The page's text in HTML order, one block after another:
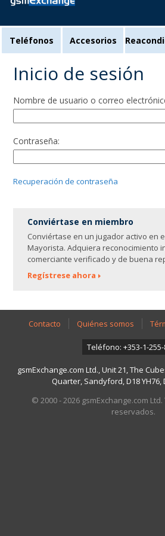
Teléfonos Accesorios
Inicio de sesión
Nombre de usuario o correo
Contraseña:
Recuperación de contraseña
Conviértase en miembro
Conviértase en un jugador activo en
Mayorista. Adquiera reconocimiento
comerciante verificado y de buena
Regístrese ahora
Contacto Quiénes somos
Teléfono: +353-1-255-
gsmExchange.com Ltd., Unit 21, The
Quarter, Sandyford, D18
© 2000 - 2026 gsmExchange.com
reservados.